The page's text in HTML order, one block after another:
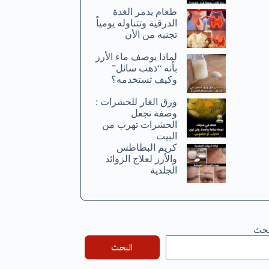
طعام يدمر الغدة
الدرقية وتتناوله يومياً
تجنبه من الأن
لماذا يوصف ماء الأرز
بأنه “ذهب سائل”
وكيف تستخدمه؟
ورق الغار للحشرات :
وصفة تجعل
الحشرات تهرب من
البيت
كريم البطاطس
والأرز لعلاج الزوائد
الجلدية
البحث